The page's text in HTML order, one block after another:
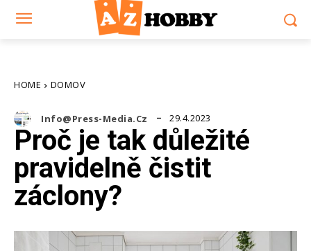
HOME DOMOV
Info@press-Media.cz 29.4.2023
Proč je tak důležité
pravidelně čistit
záclony?